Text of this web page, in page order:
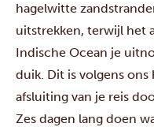
hagelwitte
uitstrekken, terwijl het
Indische Ocean je
duik. Dit is volgens
afsluiting van je reis
Zes dagen lang doen